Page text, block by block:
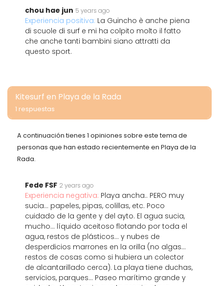
chou hae jun 5 years ago
Experiencia positiva: La Guincho è anche piena
di scuole di surf e mi ha colpito molto il fatto
che anche tanti bambini siano attratti da
questo sport.
Kitesurf en Playa de la Rada
1 respuestas
A continuación tienes 1 opiniones sobre este tema de
personas que han estado recientemente en Playa de la
Rada.
Fede FSF 2 years ago
Experiencia negativa: Playa ancha.. PERO muy
sucia... papeles, pipas, colillas, etc. Poco
cuidado de la gente y del ayto. El agua sucia,
mucho... líquido aceitoso flotando por toda el
agua, restos de plásticos... y nubes de
desperdicios marrones en la orilla (no algas...
restos de cosas como si hubiera un colector
de alcantarillado cerca). La playa tiene duchas,
servicios, parques... Paseo marítimo grande y